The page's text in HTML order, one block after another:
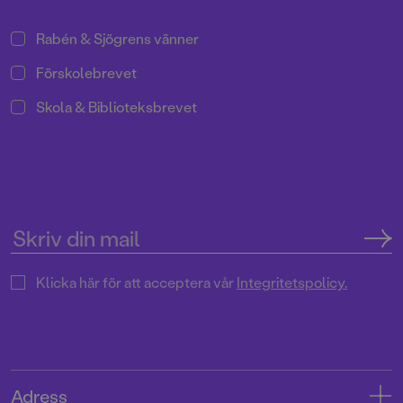
Rabén & Sjögrens vänner
Förskolebrevet
Skola & Biblioteksbrevet
Klicka här för att acceptera vårIntegritetspolicy.
Adress